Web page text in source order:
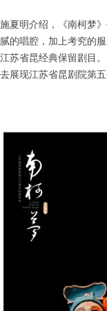
施夏明介绍，《南柯梦
腻的唱腔，加上考究的
江苏省昆经典保留剧目
去展现江苏省昆剧院第